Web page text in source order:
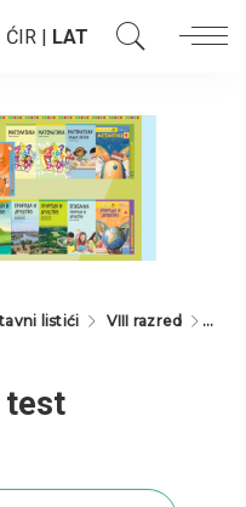
ĆIR | LAT
listići VIII razred
test